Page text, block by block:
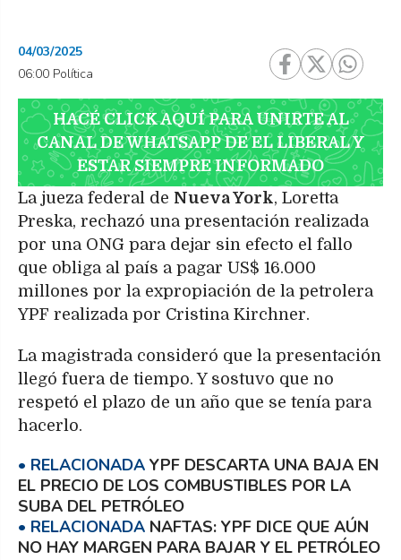
04/03/2025
06:00 Política
HACÉ CLICK AQUÍ PARA UNIRTE AL
CANAL DE WHATSAPP DE EL LIBERAL Y
ESTAR SIEMPRE INFORMADO
La jueza federal de Nueva York, Loretta
Preska, rechazó una presentación realizada
por una ONG para dejar sin efecto el fallo
que obliga al país a pagar US$ 16.000
millones por la expropiación de la petrolera
YPF realizada por Cristina Kirchner.
La magistrada consideró que la presentación
llegó fuera de tiempo. Y sostuvo que no
respetó el plazo de un año que se tenía para
hacerlo.
YPF DESCARTA UNA BAJA EN
EL PRECIO DE LOS COMBUSTIBLES POR LA
SUBA DEL PETRÓLEO
NAFTAS: YPF DICE QUE AÚN
NO HAY MARGEN PARA BAJAR Y EL PETRÓLEO